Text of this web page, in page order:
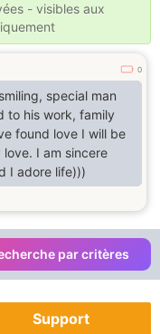
- visibles aux
0
special man
work, family
found love I will be
I am sincere
I adore life)))
par critères
Support